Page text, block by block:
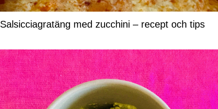
Salsicciagratäng med zucchini – recept och tips